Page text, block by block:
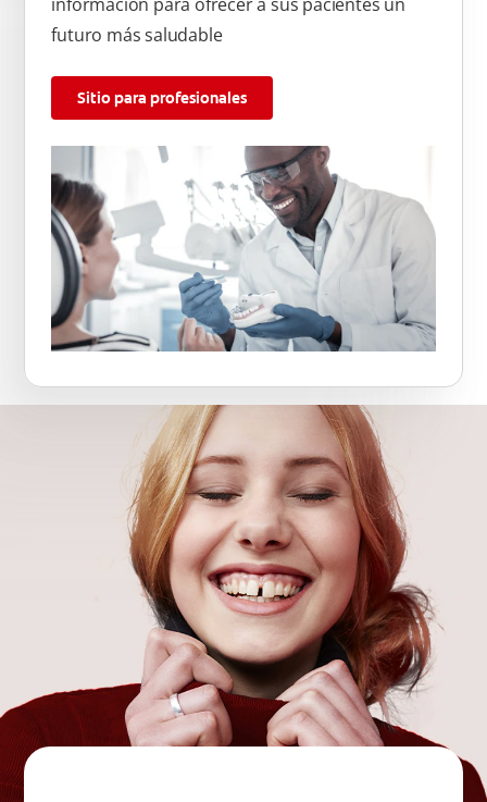
futuro más saludable
Sitio para profesionales